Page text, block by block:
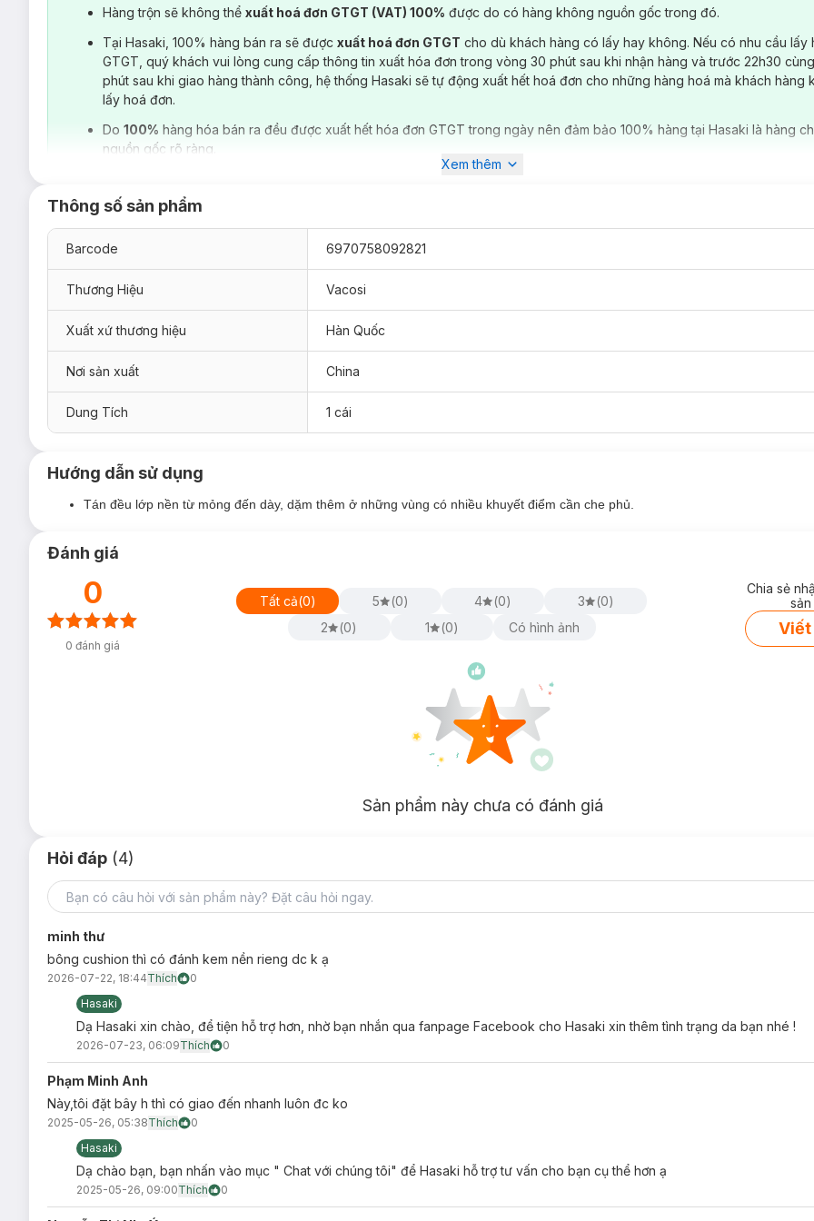
PU06-02 Đầu Nhọn:Thiết kế mới với đầu nhọn giúp thao tác linh hoạt đến các vùng khóe mũi, rãnh cười, hốc mắt…
Mục đích sử dụng:
Hàng trộn sẽ không thể xuất hoá đơn GTGT (VAT) 100% được do có hàng không nguồn gốc trong đó.
Tại Hasaki, 100% hàng bán ra sẽ được xuất hoá đơn GTGT cho dù khách hàng có lấy hay không. Nếu có nhu cầu lấy
GTGT, quý khách vui lòng cung cấp thông tin xuất hóa đơn trong vòng 30 phút sau khi nhận hàng và trước 22h30
phút sau khi giao hàng thành công, hệ thống Hasaki sẽ tự động xuất hết hoá đơn cho những hàng hoá mà khách hàng
lấy hoá đơn.
Do 100% hàng hóa bán ra đều được xuất hết hóa đơn GTGT trong ngày nên đảm bảo 100% hàng tại Hasaki là hàng
nguồn gốc rõ ràng.
Xem thêm
Thông số sản phẩm
Barcode 6970758092821
Thương Hiệu Vacosi
Xuất xứ thương hiệu Hàn Quốc
Nơi sản xuất China
Dung Tích 1 cái
Hướng dẫn sử dụng
Tán đều lớp nền từ mỏng đến dày, dặm thêm ở những vùng có nhiều khuyết điểm cần che phủ.
Đánh giá
0
0 đánh giá
Tất cả(0) 5 (0) 4 (0) 3 (0)
2
(0) 1 (0) Có hình ảnh
Chia sẻ
Viết
Sản phẩm này chưa có đánh giá
Hỏi đáp (4)
minh thư
bông cushion thì có đánh kem nền rieng dc k ạ
2026-07-22, 18:44Thích
0
Hasaki
Dạ Hasaki xin chào, để tiện hỗ trợ hơn, nhờ bạn nhắn qua fanpage Facebook cho Hasaki xin thêm tình trạng da bạn nhé !
2026-07-23, 06:09Thích 0
Phạm Minh Anh
Này,tôi đặt bây h thì có giao đến nhanh luôn đc ko
2025-05-26, 05:38Thích
0
Hasaki
Dạ chào bạn, bạn nhấn vào mục " Chat với chúng tôi" để Hasaki hỗ trợ tư vấn cho bạn cụ thể hơn ạ
2025-05-26, 09:00Thích 0